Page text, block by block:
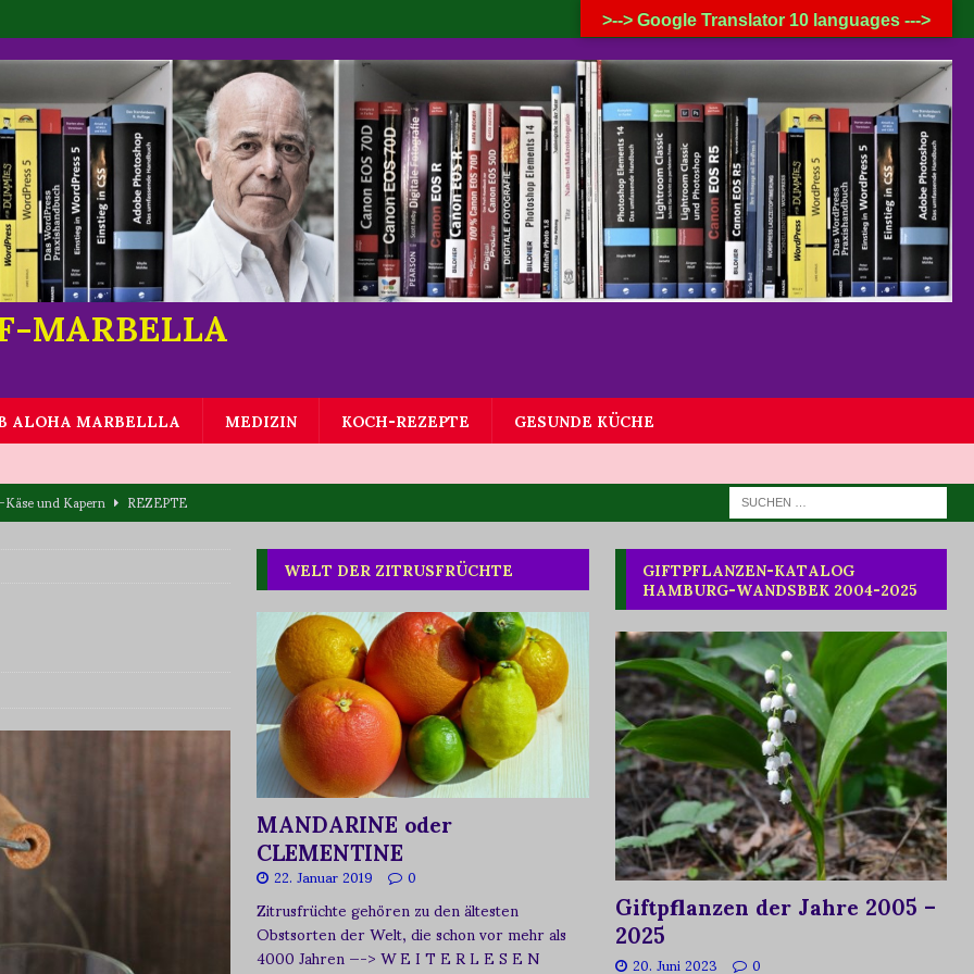
9. AUGUST 2026
MARBELLA
ALOHA MARBELLLA MEDIZIN KOCH-REZEPTE GESUNDE KÜCHE
und Kapern REZEPTE
Buschpflaume? WELT DER ZITRUSFRÜCHTE
MANDARINE oder
CLEMENTINE
22. Januar 2019 0
Zitrusfrüchte gehören zu den ältesten
Obstsorten der Welt, die schon vor mehr als
4000 Jahren—-> W E I T E R L E S E N
GIFTPFLANZEN-KATALOG
HAMBURG-WANDSBEK 2004-2025
Giftpflanzen der Jahre 2005 –
2025
20. Juni 2023 0
>--> Google Translator 10 languages --->